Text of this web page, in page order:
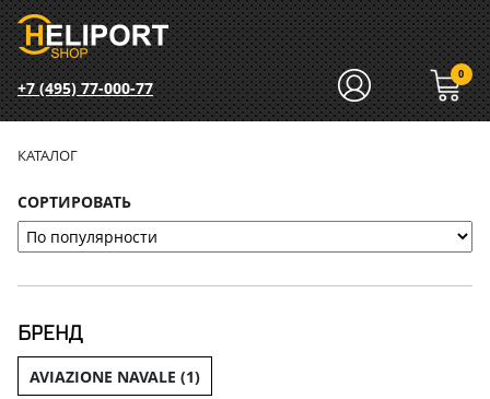
+7 (495) 77-000-77
0
КАТАЛОГ
СОРТИРОВАТЬ
БРЕНД
AVIAZIONE NAVALE (1)